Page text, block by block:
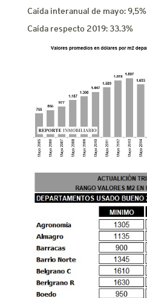
Caída interanual de mayo: 9,5%
Caída respecto 2019: 33.3%